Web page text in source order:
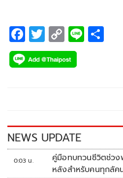
F
ac
e
k
T
wi
tt
C
o
p
k
Li
NEWS UPDATE
0:03 น.
คู่มือทบทวนชีวิตช่วง
หลังสำหรับคนทุกลัค